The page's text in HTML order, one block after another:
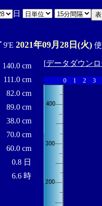
日
9'E 2021年09月28日(火)使
140.0 cm
111.0 cm
82.0 cm
89.0 cm
38.0 cm
70.0 cm
60.0 cm
0.8 日
6.6 時
[データダウン
0 1 2 3